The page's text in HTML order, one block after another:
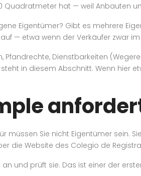
hat — weil Anbauten
Eigentümer? Gibt es mehrere
— etwa wenn der Verkäufer zwar
Pfandrechte, Dienstbarkeiten
in diesem Abschnitt. Wenn hier
müssen Sie nicht Eigentümer sein.
die Website des Colegio de
und prüft sie. Das ist einer der